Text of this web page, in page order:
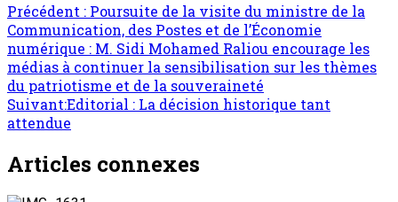
Précédent : Poursuite de la visite du ministre de la
Communication, des Postes et de l’Économie
numérique : M. Sidi Mohamed Raliou encourage les
médias à continuer la sensibilisation sur les thèmes
du patriotisme et de la souveraineté
Suivant:Editorial : La décision historique tant
attendue
Articles connexes